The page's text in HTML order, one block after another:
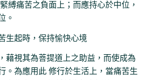
縛痛苦之負面上；而應持心於中位，
。
起時，保持愉快心境
藉視其為菩提道上之助益，而使成為
。為應用此 修行於生活上，當痛苦生